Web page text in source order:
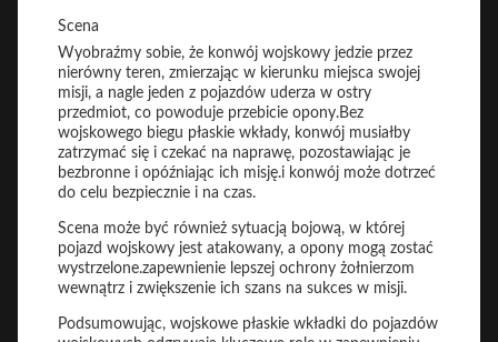
Scena
Wyobraźmy sobie, że konwój wojskowy jedzie przez
nierówny teren, zmierzając w kierunku miejsca swojej
misji, a nagle jeden z pojazdów uderza w ostry
przedmiot, co powoduje przebicie opony.Bez
wojskowego biegu płaskie wkłady, konwój musiałby
zatrzymać się i czekać na naprawę, pozostawiając je
bezbronne i opóźniając ich misję.i konwój może dotrzeć
do celu bezpiecznie i na czas.
Scena może być również sytuacją bojową, w której
pojazd wojskowy jest atakowany, a opony mogą zostać
wystrzelone.zapewnienie lepszej ochrony żołnierzom
wewnątrz i zwiększenie ich szans na sukces w misji.
Podsumowując, wojskowe płaskie wkładki do pojazdów